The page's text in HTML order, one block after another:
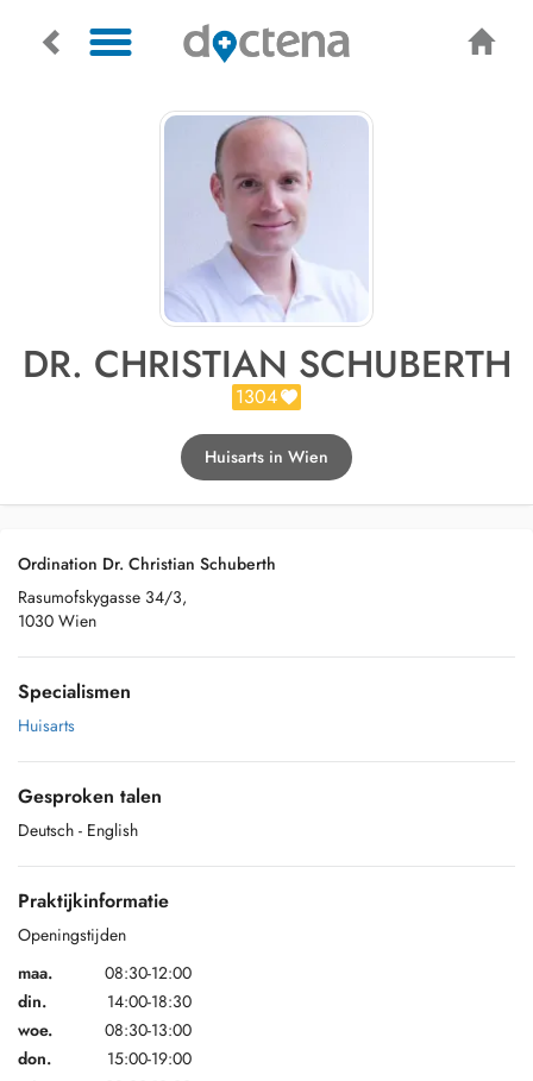
DR. CHRISTIAN SCHUBERTH
1304
Huisarts in Wien
Ordination Dr. Christian Schuberth
Rasumofskygasse 34/3,
1030 Wien
Specialismen
Huisarts
Gesproken talen
Deutsch - English
Praktijkinformatie
Openingstijden
maa.
08:30-12:00
din.
14:00-18:30
woe.
08:30-13:00
don.
15:00-19:00